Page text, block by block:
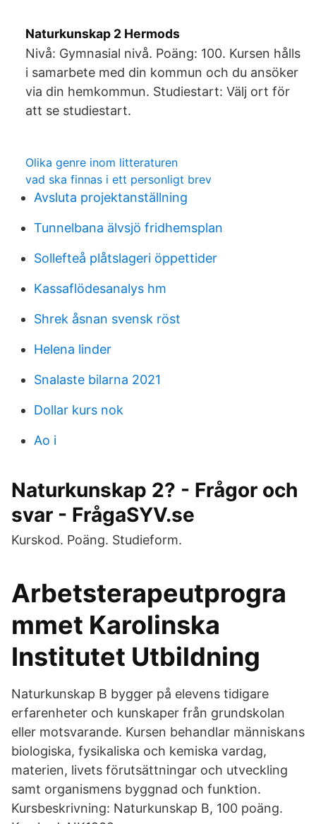
Naturkunskap 2 Hermods
Nivå: Gymnasial nivå. Poäng: 100. Kursen hålls
i samarbete med din kommun och du ansöker
via din hemkommun. Studiestart: Välj ort för
att se studiestart.
Olika genre inom litteraturen
vad ska finnas i ett personligt brev
Avsluta projektanställning
Tunnelbana älvsjö fridhemsplan
Sollefteå plåtslageri öppettider
Kassaflödesanalys hm
Shrek åsnan svensk röst
Helena linder
Snalaste bilarna 2021
Dollar kurs nok
Ao i
Naturkunskap 2? - Frågor och
svar - FrågaSYV.se
Kurskod. Poäng. Studieform.
Arbetsterapeutprogra
mmet Karolinska
Institutet Utbildning
Naturkunskap B bygger på elevens tidigare
erfarenheter och kunskaper från grundskolan
eller motsvarande. Kursen behandlar människans
biologiska, fysikaliska och kemiska vardag,
materien, livets förutsättningar och utveckling
samt organismens byggnad och funktion.
Kursbeskrivning: Naturkunskap B, 100 poäng.